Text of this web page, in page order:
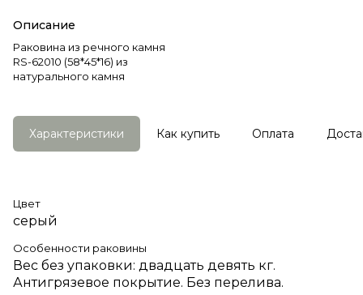
Описание
Раковина из речного камня
RS-62010 (58*45*16) из
натурального камня
Характеристики Как купить Оплата
Цвет
серый
Особенности раковины
Вес без упаковки: двадцать девять кг.
Антигрязевое покрытие. Без перелива.